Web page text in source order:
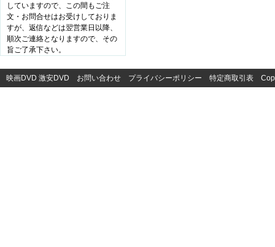
していますので、この間もご注
文・お問合せはお受けしておりま
すが、返信などは翌営業日以降、
順次ご連絡となりますので、その
旨ご了承下さい。
映画DVD 激安DVD お問い合わせ プライバシーポリシー 特定商取引表